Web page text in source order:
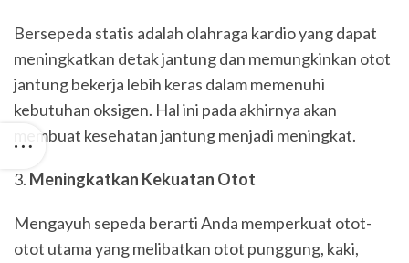
Bersepeda statis adalah olahraga kardio yang dapat
meningkatkan detak jantung dan memungkinkan otot
jantung bekerja lebih keras dalam memenuhi
kebutuhan oksigen. Hal ini pada akhirnya akan
membuat kesehatan jantung menjadi meningkat.
Meningkatkan Kekuatan Otot
Mengayuh sepeda berarti Anda memperkuat otot-
otot utama yang melibatkan otot punggung, kaki,